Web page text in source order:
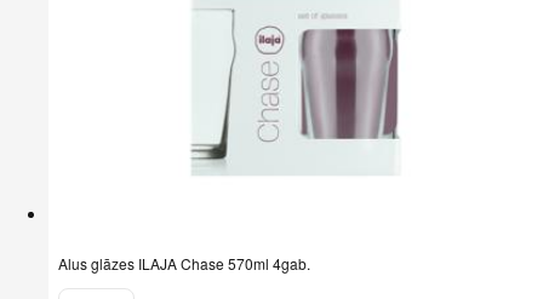
Alus glāzes ILAJA Chase 570ml 4gab.